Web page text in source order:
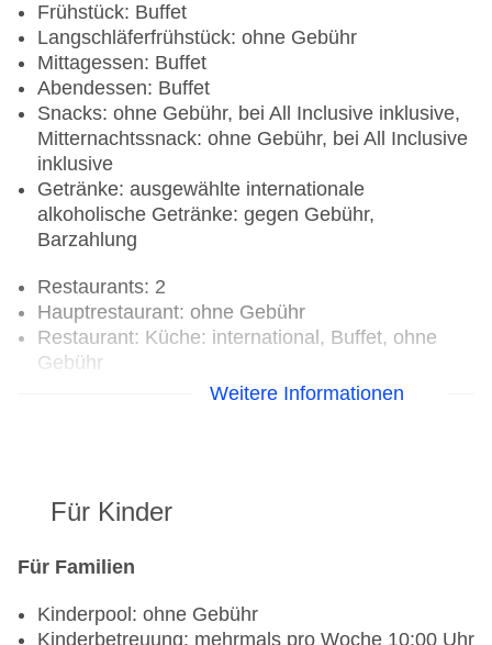
Frühstück: Buffet
Langschläferfrühstück: ohne Gebühr
Mittagessen: Buffet
Abendessen: Buffet
Snacks: ohne Gebühr, bei All Inclusive inklusive,
Mitternachtssnack: ohne Gebühr, bei All Inclusive
inklusive
Getränke: ausgewählte internationale
alkoholische Getränke: gegen Gebühr,
Barzahlung
Restaurants: 2
Hauptrestaurant: ohne Gebühr
Restaurant: Küche: international, Buffet, ohne
Gebühr
Weitere Informationen
Für Kinder
Für Familien
Kinderpool: ohne Gebühr
Kinderbetreuung: mehrmals pro Woche 10:00 Uhr